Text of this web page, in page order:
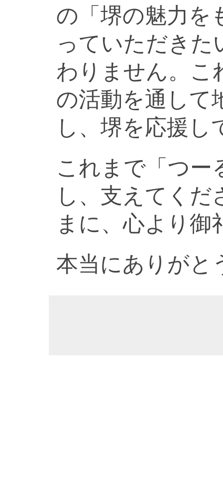
の「堺の魅力を
っていただきた
わりません。こ
の活動を通して
し、堺を応援し
これまで「つー
し、支えてく
まに、心より御
本当にありがと